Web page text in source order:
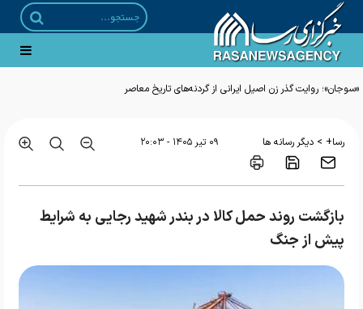
«سوجان»؛ روایت گذر زن اصیل ایرانی از گردنه‌های تاریخ معاصر
رسا+ > دیگر رسانه ها ۰۹ تير ۱۴۰۵ - ۲۰:۰۳
بازگشت روند حمل کالا در بندر شهید رجایی به شرایط
پیش از جنگ